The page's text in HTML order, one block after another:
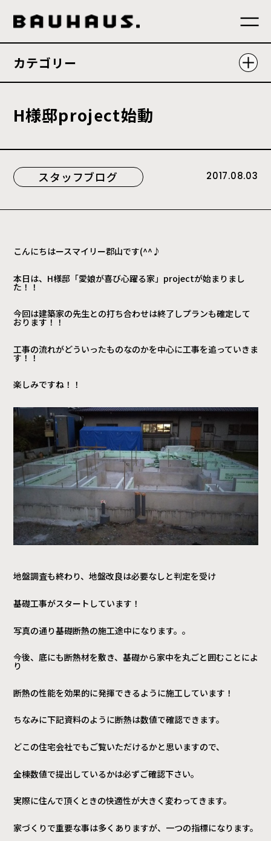
スタッフブログ 2017.08.03
H様邸project始動
カテゴリー
こんにちはースマイリー郡山です(^^♪
本日は、H様邸「愛娘が喜び心躍る家」projectが始まりまし
た！！
今回は建築家の先生との打ち合わせは終了しプランも確定して
おります！！
工事の流れがどういったものなのかを中心に工事を追っていきま
す！！
楽しみですね！！
地盤調査も終わり、地盤改良は必要なしと判定を受け
基礎工事がスタートしています！
写真の通り基礎断熱の施工途中になります。。
今後、底にも断熱材を敷き、基礎から家中を丸ごと囲むことによ
り
断熱の性能を効果的に発揮できるように施工しています！
ちなみに下記資料のように断熱は数値で確認できます。
どこの住宅会社でもご覧いただけるかと思いますので、
全棟数値で提出しているかは必ずご確認下さい。
実際に住んで頂くときの快適性が大きく変わってきます。
家づくりで重要な事は多くありますが、一つの指標になります。